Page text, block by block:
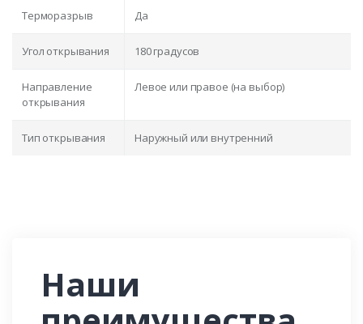
Терморазрыв Да
Угол открывания 180 градусов
Направление
открывания
Левое или правое (на выбор)
Тип открывания Наружный или внутренний
Наши